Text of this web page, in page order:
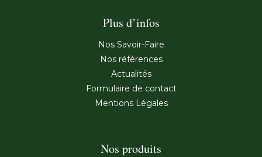
Plus d’infos
Nos Savoir-Faire
Nos références
Actualités
Formulaire de contact
Mentions Légales
Nos produits